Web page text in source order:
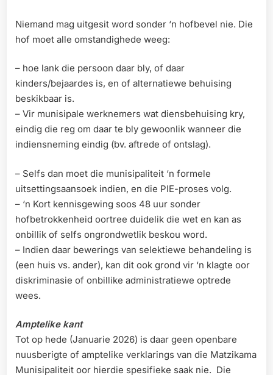
Niemand mag uitgesit word sonder ‘n hofbevel nie. Die
hof moet alle omstandighede weeg:
– hoe lank die persoon daar bly, of daar
kinders/bejaardes is, en of alternatiewe behuising
beskikbaar is.
– Vir munisipale werknemers wat diensbehuising kry,
eindig die reg om daar te bly gewoonlik wanneer die
indiensneming eindig (bv. aftrede of ontslag).
– Selfs dan moet die munisipaliteit ‘n formele
uitsettingsaansoek indien, en die PIE-proses volg.
– ‘n Kort kennisgewing soos 48 uur sonder
hofbetrokkenheid oortree duidelik die wet en kan as
onbillik of selfs ongrondwetlik beskou word.
– Indien daar bewerings van selektiewe behandeling is
(een huis vs. ander), kan dit ook grond vir ‘n klagte oor
diskriminasie of onbillike administratiewe optrede
wees.
Amptelike kant
Tot op hede (Januarie 2026) is daar geen openbare
nuusberigte of amptelike verklarings van die Matzikama
Munisipaliteit oor hierdie spesifieke saak nie. Die